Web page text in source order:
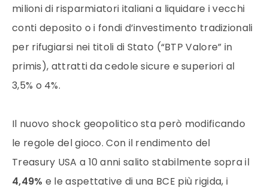
milioni di risparmiatori italiani a liquidare i vecchi
conti deposito o i fondi d’investimento tradizionali
per rifugiarsi nei titoli di Stato (“BTP Valore” in
primis), attratti da cedole sicure e superiori al
3,5% o 4%.
Il nuovo shock geopolitico sta però modificando
le regole del gioco. Con il rendimento del
Treasury USA a 10 anni salito stabilmente sopra il
4,49% e le aspettative di una BCE più rigida, i